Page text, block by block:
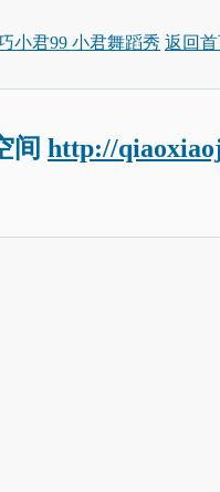
小君99 小君舞蹈秀 返回
间 http://